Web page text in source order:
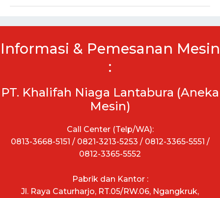
Informasi & Pemesanan Mesin
:
PT. Khalifah Niaga Lantabura (Aneka
Mesin)
Call Center (Telp/WA):
0813-3668-5151 / 0821-3213-5253 / 0812-3365-5551 /
0812-3365-5552
Pabrik dan Kantor :
Jl. Raya Caturharjo, RT.05/RW.06, Ngangkruk,